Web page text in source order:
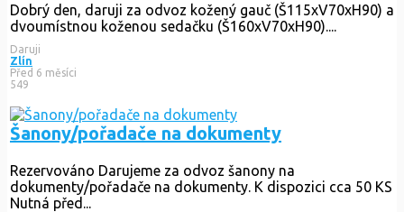
Dobrý den, daruji za odvoz kožený gauč (Š115xV70xH90) a
dvoumístnou koženou sedačku (Š160xV70xH90)....
Daruji
Zlín
Před 6 měsíci
549
Šanony/pořadače na dokumenty
Rezervováno Darujeme za odvoz šanony na
dokumenty/pořadače na dokumenty. K dispozici cca 50 KS
Nutná před...